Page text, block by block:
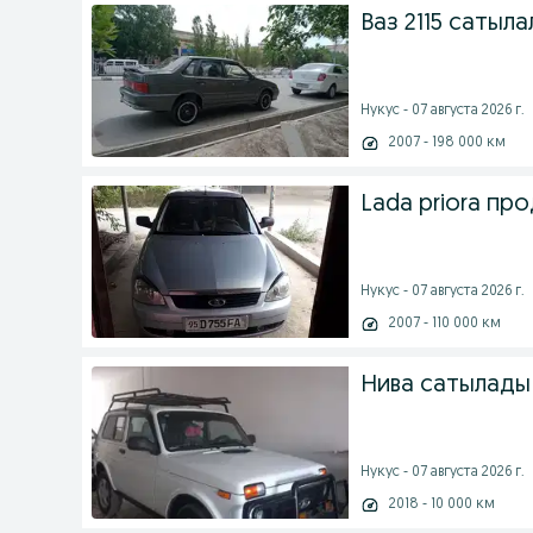
Ваз 2115
Нукус - 07 августа 2026 г.
2007 - 198 000 км
Lada priora
Нукус - 07 августа 2026 г.
2007 - 110 000 км
Нива сатылады
Нукус - 07 августа 2026 г.
2018 - 10 000 км